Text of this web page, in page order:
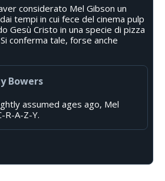
considerato Mel Gibson un
tempi in cui fece del cinema pulp
Gesù Cristo in una specie di pizza
conferma tale, forse anche
Bowers
assumed ages ago, Mel
R-A-Z-Y.